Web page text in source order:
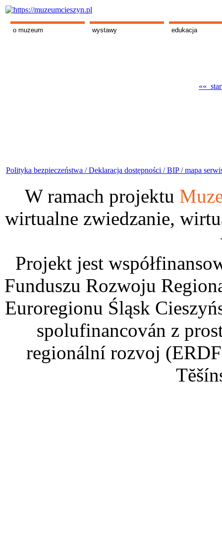
o muzeum wystawy edukacja
««
Polityka bezpieczeństwa /Deklaracja dostępności /BIP /mapa
W ramach projektu
wirtualne zwiedzanie,
Projekt jest
Funduszu Rozwoju
Euroregionu Śląsk
spolufinancován z
regionální rozvoj